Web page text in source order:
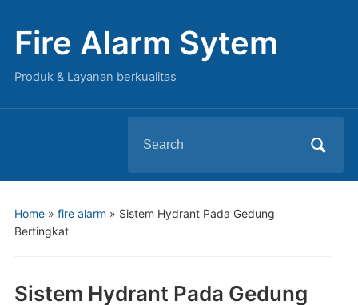
Fire Alarm Sytem
Produk & Layanan berkualitas
for:
Home» fire alarm » Sistem Hydrant Pada Gedung
Bertingkat
Sistem Hydrant Pada Gedung